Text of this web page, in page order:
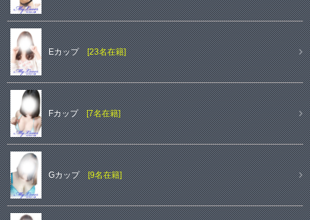
Eカップ[23名在籍]
Fカップ[7名在籍]
Gカップ[9名在籍]